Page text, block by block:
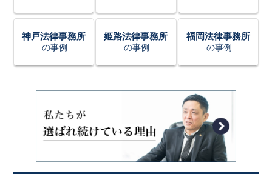
神戸法律事務所
の事例
姫路法律事務所
の事例
福岡法律事務所
の事例